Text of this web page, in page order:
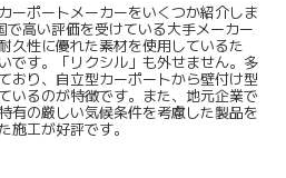
ーポートメーカーをいくつか紹介しま
高い評価を受けている大手メーカー
久性に優れた素材を使用しているた
です。「リクシル」も外せません。多
おり、自立型カーポートから壁付け型
いるのが特徴です。また、地元企業で
有の厳しい気候条件を考慮した製品を
施工が好評です。